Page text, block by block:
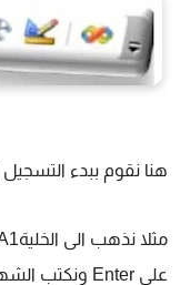
هنا نقوم ببدء التسجيل